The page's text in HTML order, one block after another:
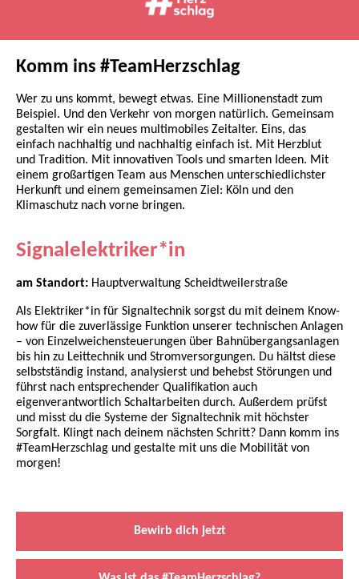
Komm ins #TeamHerzschlag
Wer zu uns kommt, bewegt etwas. Eine Millionenstadt zum
Beispiel. Und den Verkehr von morgen natürlich. Gemeinsam
gestalten wir ein neues multimobiles Zeitalter. Eins, das
einfach nachhaltig und nachhaltig einfach ist. Mit Herzblut
und Tradition. Mit innovativen Tools und smarten Ideen. Mit
einem großartigen Team aus Menschen unterschiedlichster
Herkunft und einem gemeinsamen Ziel: Köln und den
Klimaschutz nach vorne bringen.
Signalelektriker*in
am Standort: Hauptverwaltung Scheidtweilerstraße
Als Elektriker*in für Signaltechnik sorgst du mit deinem Know-
how für die zuverlässige Funktion unserer technischen Anlagen
– von Einzelweichensteuerungen über Bahnübergangsanlagen
bis hin zu Leittechnik und Stromversorgungen. Du hältst diese
selbstständig instand, analysierst und behebst Störungen und
führst nach entsprechender Qualifikation auch
eigenverantwortlich Schaltarbeiten durch. Außerdem prüfst
und misst du die Systeme der Signaltechnik mit höchster
Sorgfalt. Klingt nach deinem nächsten Schritt? Dann komm ins
#TeamHerzschlag und gestalte mit uns die Mobilität von
morgen!
Bewirb dich jetzt